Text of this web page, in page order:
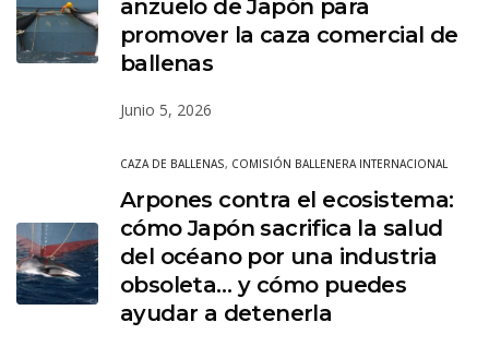
anzuelo de Japón para
promover la caza comercial de
ballenas
Junio 5, 2026
CAZA DE BALLENAS, COMISIÓN BALLENERA INTERNACIONAL
Arpones contra el ecosistema:
cómo Japón sacrifica la salud
del océano por una industria
obsoleta… y cómo puedes
ayudar a detenerla